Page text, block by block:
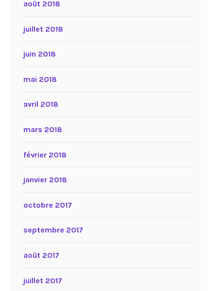
août 2018
juillet 2018
juin 2018
mai 2018
avril 2018
mars 2018
février 2018
janvier 2018
octobre 2017
septembre 2017
août 2017
juillet 2017